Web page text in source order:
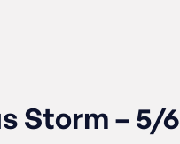
Storm – 5/6